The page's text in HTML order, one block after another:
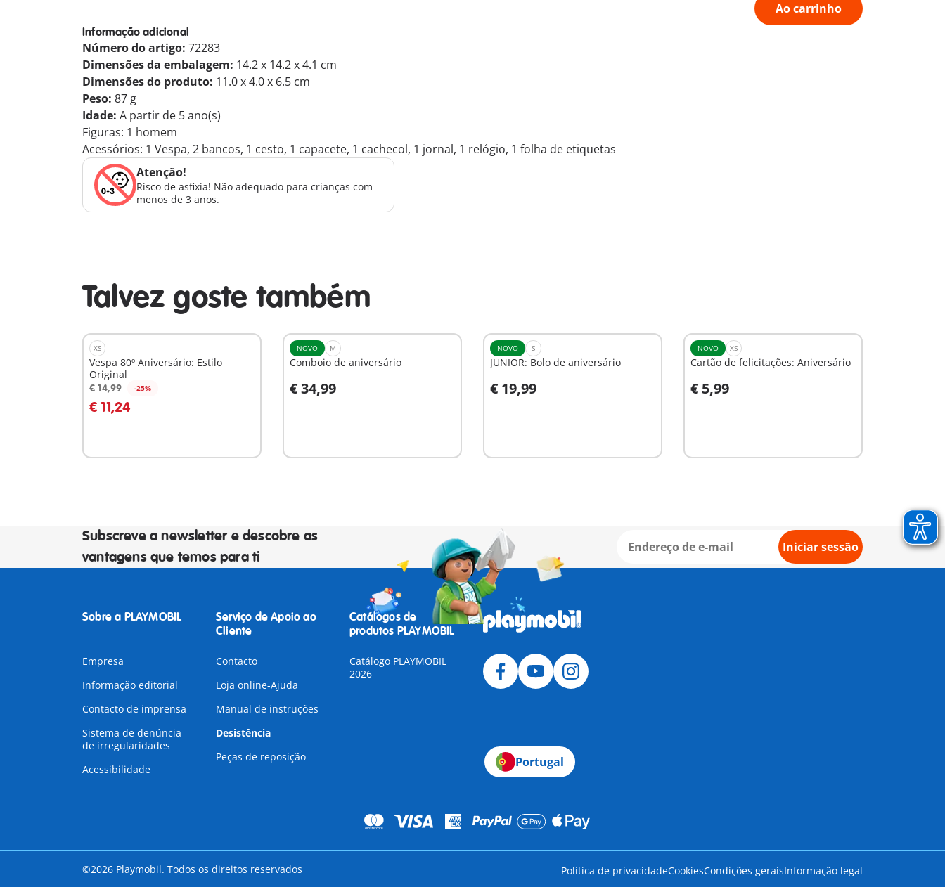
Ao carrinho
Informação adicional
Número do artigo: 72283
Dimensões da embalagem: 14.2 x 14.2 x 4.1 cm
Dimensões do produto: 11.0 x 4.0 x 6.5 cm
Peso: 87 g
Idade: A partir de 5 ano(s)
Figuras: 1 homem
Acessórios: 1 Vespa, 2 bancos, 1 cesto, 1 capacete, 1 cachecol, 1 jornal, 1 relógio, 1 folha de etiquetas
Atenção!
Risco de asfixia! Não adequado para crianças com
menos de 3 anos.
Talvez goste também
XS
Vespa 80º Aniversário: Estilo
Original
€ 14,99 -25%
€ 11,24
NOVO M
Comboio de aniversário
€ 34,99
Ao carrinho
NOVO S
JUNIOR: Bolo de aniversário
€ 19,99
Ao carrinho
NOVO XS
Cartão de felicitações: Aniversário
€ 5,99
Ao carrinho
Subscreve a newsletter e descobre as
vantagens que temos para ti
Iniciar sessão
Sobre a PLAYMOBIL
Empresa
Informação editorial
Contacto de imprensa
Sistema de denúncia
de irregularidades
Acessibilidade
Serviço de Apoio ao
Cliente
Contacto
Loja online-Ajuda
Manual de instruções
Desistência
Peças de reposição
Catálogos de
produtos PLAYMOBIL
Catálogo PLAYMOBIL
2026
Portugal
©2026 Playmobil. Todos os direitos reservados Política de privacidadeCookiesCondições geraisInformação legal